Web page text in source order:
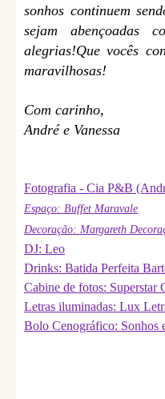
sonhos continuem
sejam abençoadas
alegrias!Que vocês
maravilhosas!
Com carinho,
André e Vanessa
Fotografia - Cia P&B
Espaço: Buffet Maravale
Decoração: Margareth
DJ: Leo
Drinks: Batida Perfeita
Cabine de fotos: Superstar
Letras iluminadas: Lux
Bolo Cenográfico: Sonhos